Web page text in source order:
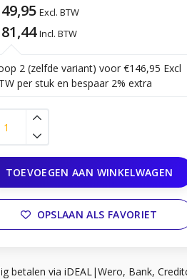
Excl. BTW
Incl. BTW
2 (zelfde variant) voor €146,95 Excl
per stuk en bespaar 2% extra
TOEVOEGEN AAN WINKELWAGEN
OPSLAAN ALS FAVORIET
betalen via iDEAL|Wero, Bank,